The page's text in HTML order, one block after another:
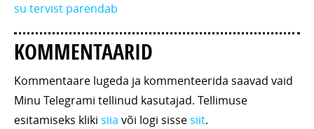
su tervist parendab
KOMMENTAARID
Kommentaare lugeda ja kommenteerida saavad vaid
Minu Telegrami tellinud kasutajad. Tellimuse
esitamiseks kliki siia või logi sissesiit.